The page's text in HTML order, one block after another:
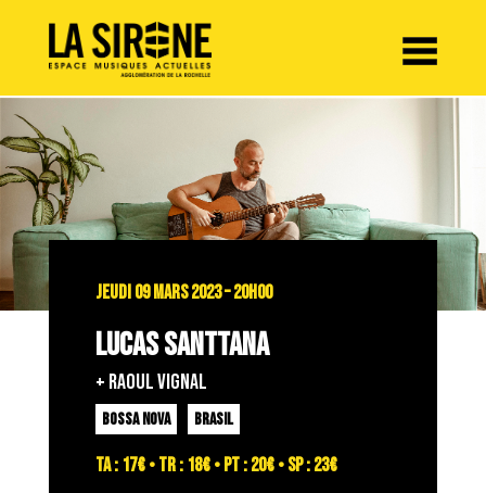
JEUDI 09 MARS 2023 – 20H00
LUCAS SANTTANA
+ Raoul Vignal
BOSSA NOVA BRASIL
TA : 17€ • TR : 18€ • PT : 20€ • SP : 23€